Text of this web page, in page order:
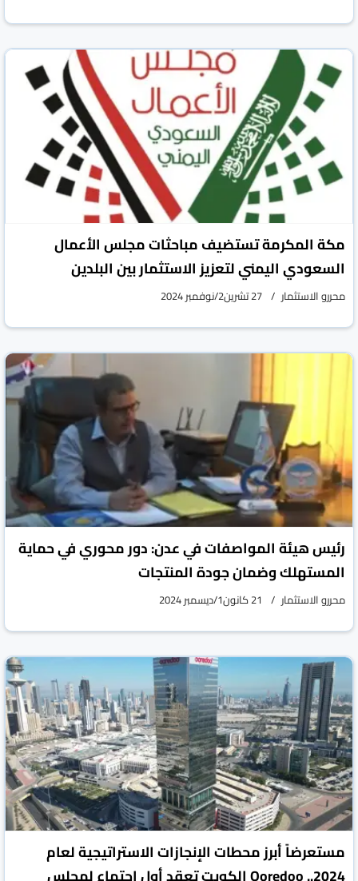
مكة المكرمة تستضيف مباحثات مجلس الأعمال
السعودي اليمني لتعزيز الاستثمار بين البلدين
محررو الاستثمار 27 تشرين2/نوفمبر 2024
رئيس هيئة المواصفات في عدن: دور محوري في حماية
المستهلك وضمان جودة المنتجات
محررو الاستثمار 21 كانون1/ديسمبر 2024
مستعرضاً أبرز محطات الإنجازات الاستراتيجية لعام
2024.. Ooredoo الكويت تعقد أول اجتماع لمجلس